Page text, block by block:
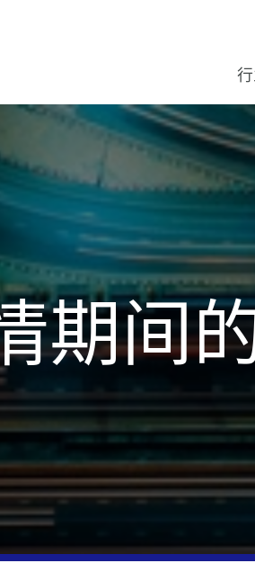
与环境领域
科学行业
信
消费
酒店
奢侈
零售
基础
石
可再
水和
资产
银
保险
房地
医疗
航天
汽车
化学
富睿
政府
建筑
业主
房地
社
媒体
电信
财务
独立
培训
管理
技术
交易
危机
企业
解决
雇佣
全
交易
税收
全
会计
人力
公
报告
战略
亚太
企业
全
全球
全球
国
国家
私人
税务
全球
全
德国
踪器
系列
践善
投资
卓越
市
亚太
北亚
在
状与
变革
智
欢迎
富睿
欢迎
蓄势
愿景
富睿
明、
C-
C-
高管
高
高管
高管
网络
排放
富
线下
升
网
研讨
资新
网络
消费
中国
超越
亚
咨询
税务
播客
欢
不确
新
包容
以我
我
以价
A
我们
管
香港网站
上海
广州
西安
期间